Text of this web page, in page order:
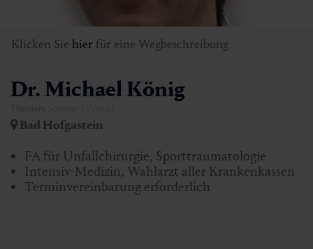
Klicken Sie hier für eine Wegbeschreibung
Dr. Michael König
Bad Hofgastein
FA für Unfallchirurgie, Sporttraumatologie
Intensiv-Medizin, Wahlarzt aller Krankenkassen
Terminvereinbarung erforderlich